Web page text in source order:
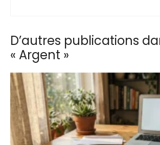
D’autres publications
« Argent »